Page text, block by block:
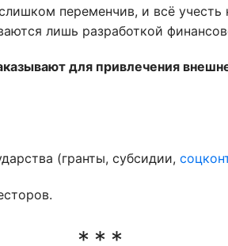
переменчив, и всё учесть
лишь разработкой
для привлечения
(гранты, субсидии,